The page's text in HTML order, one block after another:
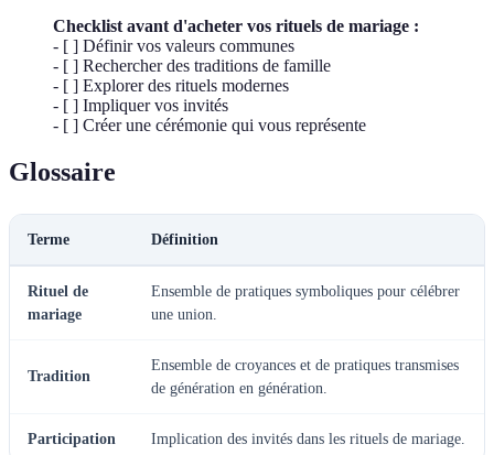
Checklist avant d'acheter vos rituels de mariage :
- [ ] Définir vos valeurs communes
- [ ] Rechercher des traditions de famille
- [ ] Explorer des rituels modernes
- [ ] Impliquer vos invités
- [ ] Créer une cérémonie qui vous représente
Glossaire
Terme Définition
Rituel de
mariage
Ensemble de pratiques symboliques pour célébrer
une union.
Tradition
Ensemble de croyances et de pratiques transmises
de génération en génération.
Participation Implication des invités dans les rituels de mariage.